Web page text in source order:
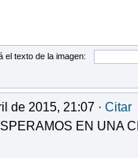
el texto de la imagen:
de 2015, 21:07 · Citar
EN UNA